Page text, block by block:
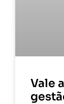
Vale